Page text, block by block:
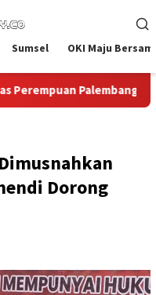
Sumsel OKI Maju
Kobarkan Semangat
Dorong